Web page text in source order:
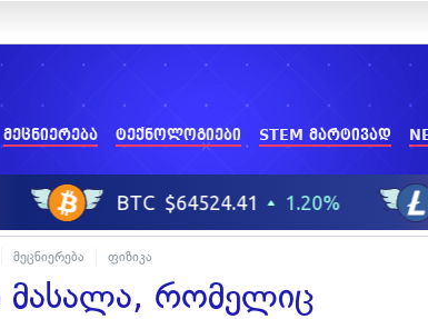
მეცნიერება ტექნოლოგიები STEM მარტივად
მეცნიერება ფიზიკა
მასალა, რომელიც